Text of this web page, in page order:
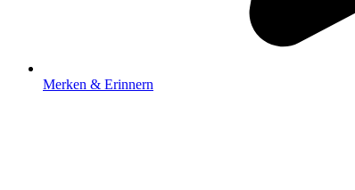
Merken & Erinnern